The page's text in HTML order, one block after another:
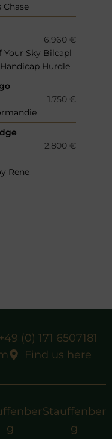
Chase
6.960 €
Your Sky Bilcapl
Hurdle
1.750 €
2.800 €
Rene
(0) 171 6507181
Find us here
g
Stauffenber
g